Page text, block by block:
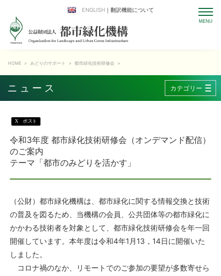
ENGLISH ｜翻訳機能について
ニュース
HOME > みどりのサポート > 都市緑化技術研修会 >
Xポスト
令和3年度 都市緑化技術研修会（オンデマンド配信）
のご案内
テーマ「都市のみどりを活かす」
（公財）都市緑化機構は、都市緑化に関する情報交換と技術
の普及を図るため、当機構の会員、公共団体等の都市緑化に
かかわる技術者を対象として、都市緑化技術研修会を年一回
開催しています。本年度は令和4年1月13，14日に開催いた
しました。
コロナ禍のなか、リモートでのご参加の要望が多数寄せら
カテゴリー